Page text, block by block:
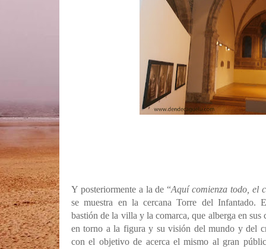
Y posteriormente a la de “Aquí comienza todo, el
se muestra en la cercana Torre del Infantado.
bastión de la villa y la comarca, que alberga en
en torno a la figura y su visión del mundo y del
con el objetivo de acerca el mismo al gran